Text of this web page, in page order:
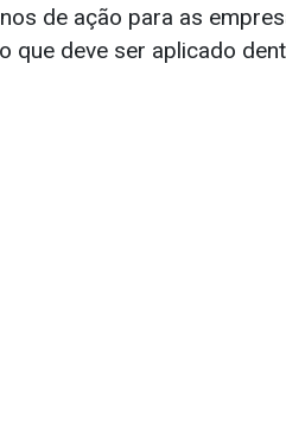
de ação para as
que deve ser aplicado